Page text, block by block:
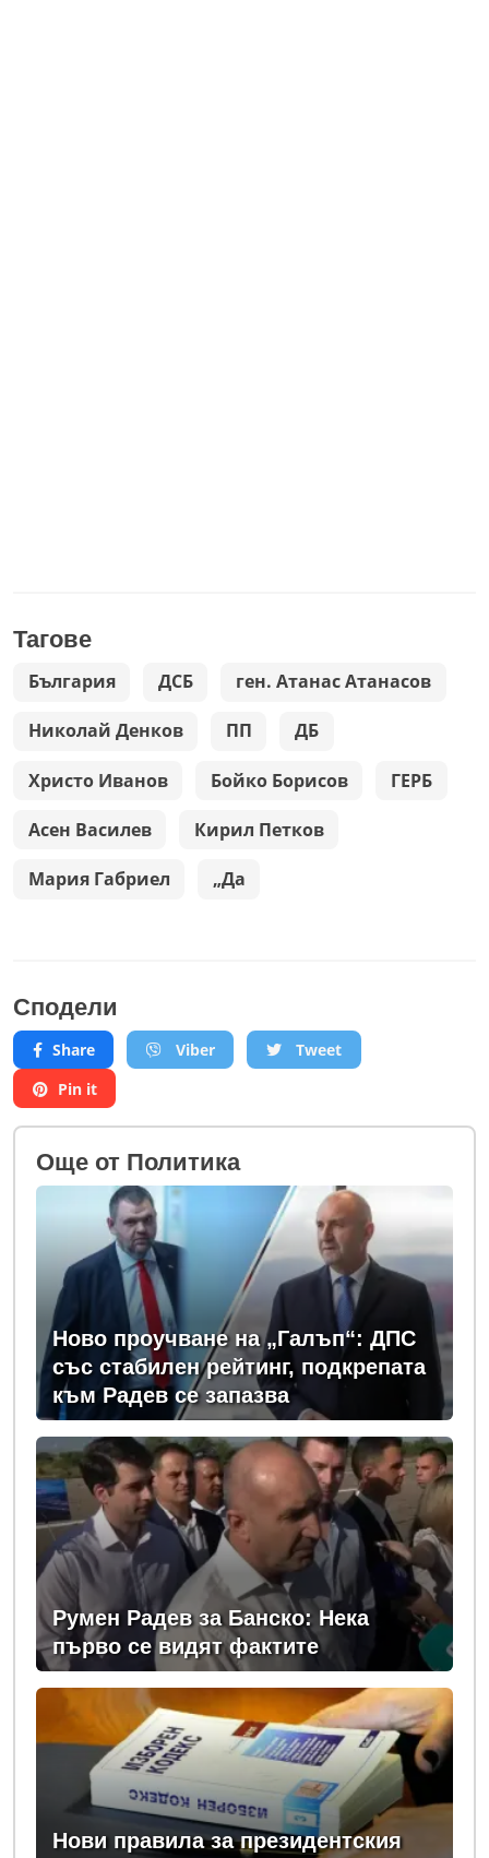
Тагове
България ДСБ ген. Атанас Атанасов
Николай Денков ПП ДБ
Христо Иванов Бойко Борисов ГЕРБ
Асен Василев Кирил Петков
Мария Габриел „Да
Сподели
Share Viber
Tweet
Pin it
Oще от Политика
Ново проучване на „Галъп“: ДПС
със стабилен рейтинг, подкрепата
към Радев се запазва
Румен Радев за Банско: Нека
първо се видят фактите
Нови правила за президентския